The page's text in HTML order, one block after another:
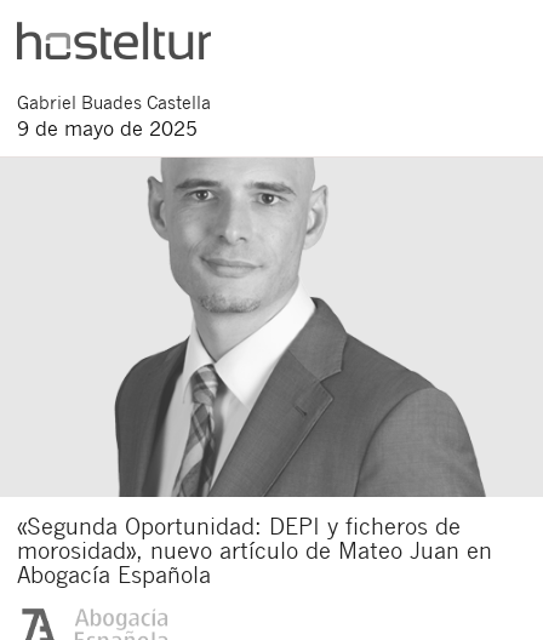
Gabriel Buades Castella
9 de mayo de 2025
«Segunda Oportunidad: DEPI y ficheros de
morosidad», nuevo artículo de Mateo Juan en
Abogacía Española